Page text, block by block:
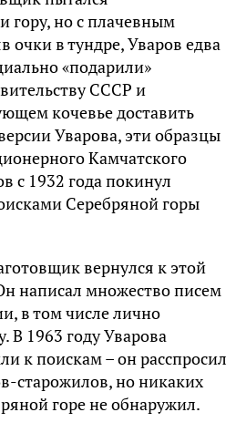
гору, но с плачевным
очки в тундре, Уваров едва
«подарили»
СССР и
кочевье доставить
Уварова, эти образцы
Камчатского
с 1932 года покинул
Серебряной горы
вернулся к этой
написал множество писем
в том числе лично
В 1963 году Уварова
к поискам – он расспросил
старожилов, но никаких
горе не обнаружил.